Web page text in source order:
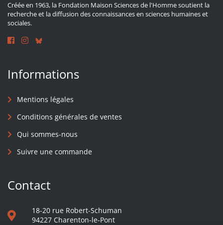
Créée en 1963, la Fondation Maison Sciences de l'Homme soutient la
recherche et la diffusion des connaissances en sciences humaines et
sociales.
Informations
Mentions légales
Conditions générales de ventes
Qui sommes-nous
Suivre une commande
Contact
18-20 rue Robert-Schuman
94227 Charenton-le-Pont